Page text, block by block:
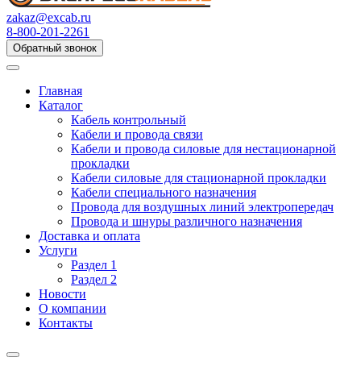
zakaz@excab.ru
8-800-201-2261
Обратный звонок
Главная
Каталог
Кабель контрольный
Кабели и провода связи
Кабели и провода силовые для нестационарной
прокладки
Кабели силовые для стационарной прокладки
Кабели специального назначения
Провода для воздушных линий электропередач
Провода и шнуры различного назначения
Доставка и оплата
Услуги
Раздел 1
Раздел 2
Новости
О компании
Контакты